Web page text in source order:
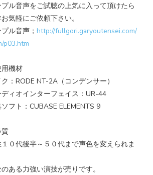
ル音声をご試聴の上気に入って頂けたら
気軽にご依頼下さい。
ル音声； http://fullgori.garyoutensei.com/
p03.htm
機材
：RODE NT-2A（コンデンサー）
ディオインターフェイス：UR-44
フト：CUBASE ELEMENTS 9
０代後半～５０代まで声色を変えられま
ある力強い演技が売りです。